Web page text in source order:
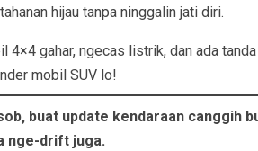
hijau tanpa ninggalin jati diri.
4×4 gahar, ngecas listrik, dan ada
mobil SUV lo!
buat update kendaraan canggih
nge-drift juga.